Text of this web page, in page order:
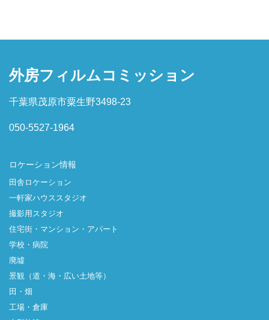
外房フィルムコミッション
千葉県茂原市粟生野3498-23
050-5527-1964
ロケーション情報
田舎ロケーション
一軒家ハウススタジオ
撮影用スタジオ
住宅街・マンション・アパート
学校・病院
廃墟
景観（道・海・広い土地等）
田・畑
工場・倉庫